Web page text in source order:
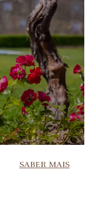
SABER MAIS